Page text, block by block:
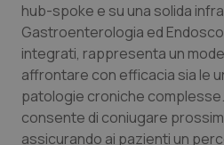
hub-spoke e su una solida
Gastroenterologia ed
integrati, rappresenta un
affrontare con efficacia sia le
patologie croniche
consente di coniugare
assicurando ai pazienti un